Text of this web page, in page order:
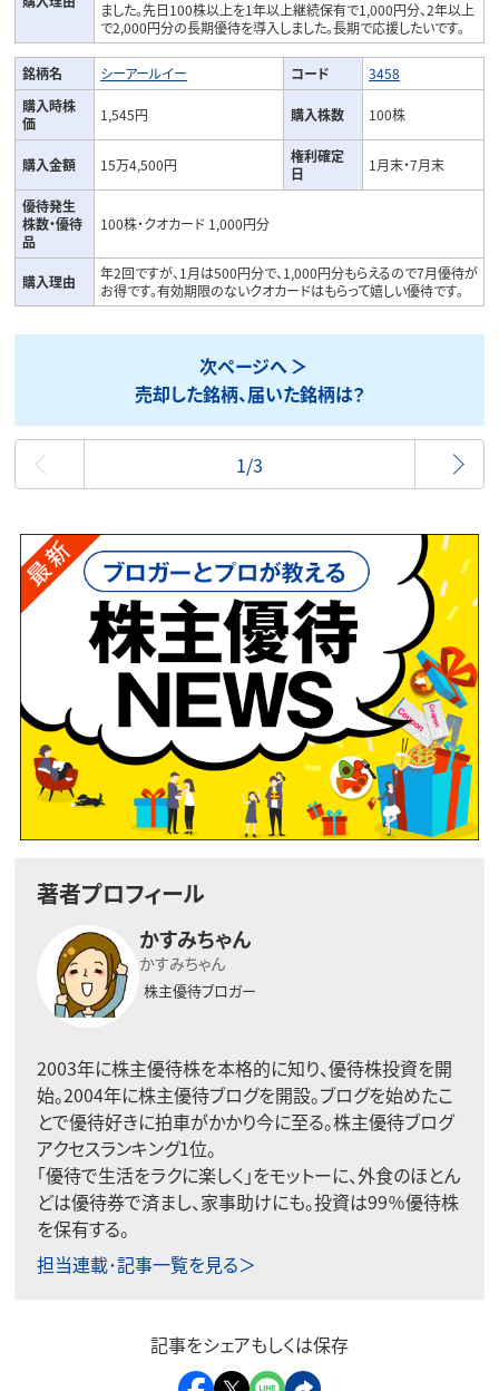
ました。先日100株以上を1年以上継続保有で1 ,000円分、2年以上
で2,000円分の長期優待を導入しました。長期で応援したいです。
銘柄名 シーアールイー コード
3458
購入時株
価
1,545円 購入株数 100株
購入金額 15万4,500円
権利確定
日
1月末・7月末
優待発生
株数・優待
品
100株・クオカード 1,000円分
購入理由 年2回ですが、1月は500円分で、1 ,000円分もらえるので7月優待が
お得です。有効期限のないクオカードはもらって嬉しい優待です。
次ページへ
売却した銘柄、届いた銘柄は？
1/3
著者プロフィール
かすみちゃん
かすみちゃん
株主優待ブロガー
2003年に株主優待株を本格的に知り、優待株投資を開
始。2004年に株主優待ブログを開設。ブログを始めたこ
とで優待好きに拍車がかかり今に至る。株主優待ブログ
アクセスランキング1位。
「優待で生活をラクに楽しく」をモットーに、外食のほとん
どは優待券で済まし、家事助けにも。投資は99％優待株
を保有する。
担当連載･記事一覧を見る＞
記事をシェアもしくは保存